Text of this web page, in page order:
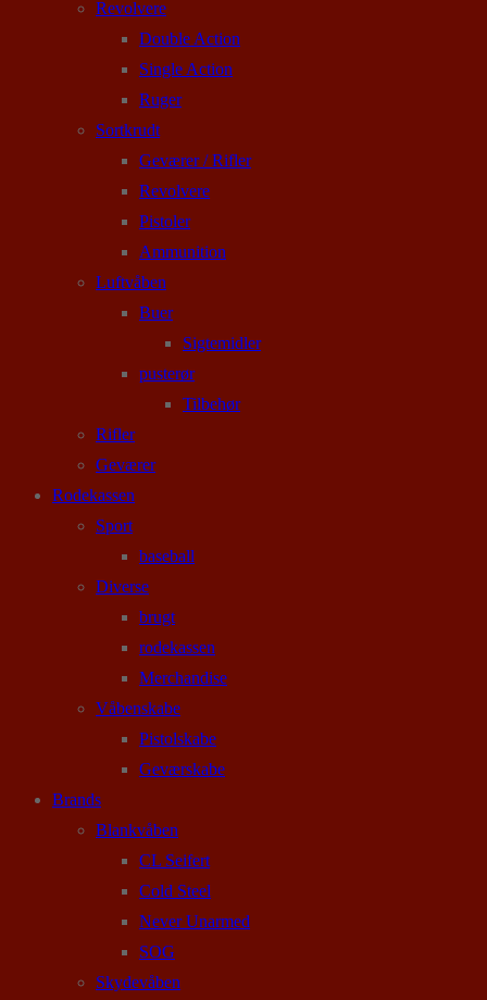
Revolvere
Double Action
Single Action
Ruger
Sortkrudt
Geværer / Rifler
Revolvere
Pistoler
Ammunition
Luftvåben
Buer
Sigtemidler
pusterør
Tilbehør
Rifler
Geværer
Rodekassen
Sport
baseball
Diverse
brugt
rodekassen
Merchandise
Våbenskabe
Pistolskabe
Geværskabe
Brands
Blankvåben
CL Seifert
Cold Steel
Never Unarmed
SOG
Skydevåben